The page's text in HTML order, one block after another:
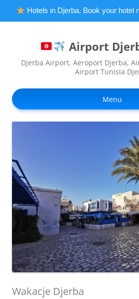
Hotels in Djerba. Book your hotel
Airport
Djerba Airport, Aeroport Djerba,
Airport Tunisia
Menu
Wakacje Djerba